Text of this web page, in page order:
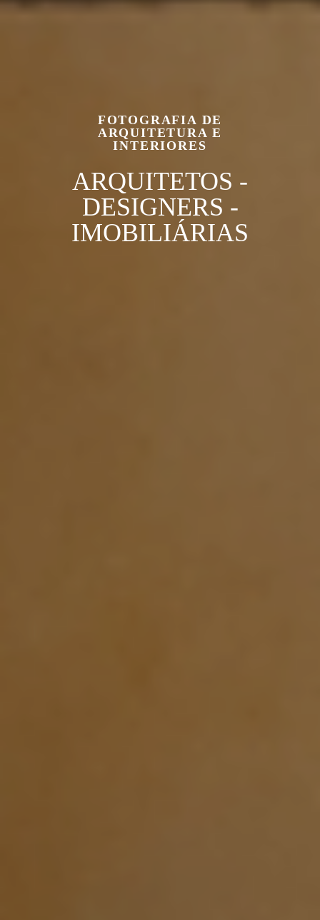
FOTOGRAFIA DE
ARQUITETURA E
INTERIORES
ARQUITETOS -
DESIGNERS -
IMOBILIÁRIAS